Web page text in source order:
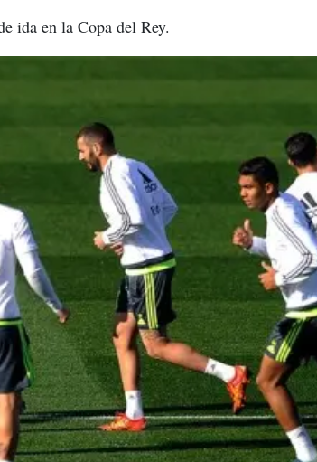
ida en la Copa del Rey.